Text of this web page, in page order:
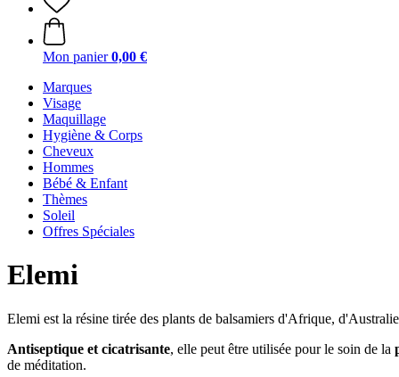
Mon panier 0,00 €
Marques
Visage
Maquillage
Hygiène & Corps
Cheveux
Hommes
Bébé & Enfant
Thèmes
Soleil
Offres Spéciales
Elemi
Elemi est la résine tirée des plants de balsamiers d'Afrique,
Antiseptique et cicatrisante, elle peut être utilisée pour le soin de la
de méditation.